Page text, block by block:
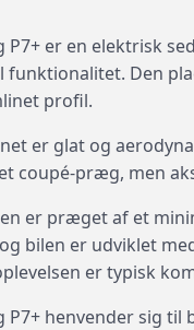
P7+ er en elektrisk
funktionalitet. Den
profil.
er glat og
coupé-præg, men
er præget af et
bilen er udviklet
er typisk
P7+ henvender sig